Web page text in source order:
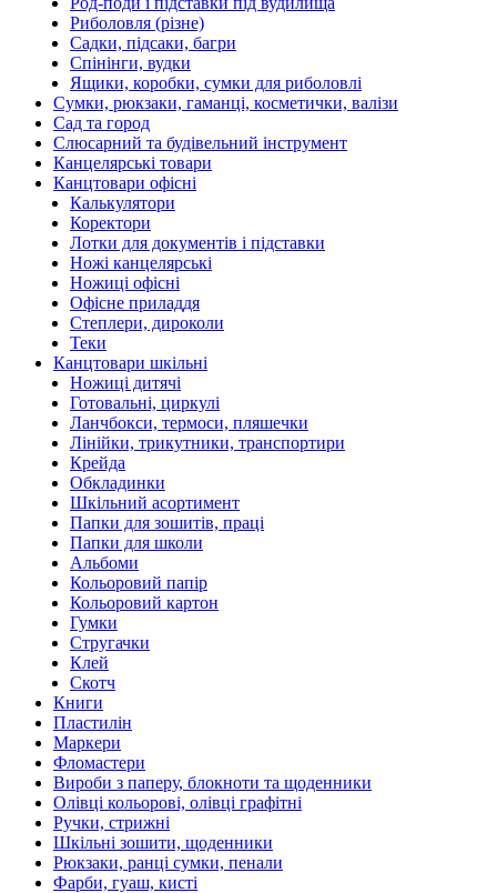
Риболовля (різне)
Садки, підсаки, багри
Спінінги, вудки
Ящики, коробки, сумки для риболовлі
Сумки, рюкзаки, гаманці, косметички, валізи
Сад та город
Слюсарний та будівельний інструмент
Канцелярські товари
Канцтовари офісні
Калькулятори
Коректори
Лотки для документів і підставки
Ножі канцелярські
Ножиці офісні
Офісне приладдя
Степлери, дироколи
Теки
Канцтовари шкільні
Ножиці дитячі
Готовальні, циркулі
Ланчбокси, термоси, пляшечки
Лінійки, трикутники, транспортири
Крейда
Обкладинки
Шкільний асортимент
Папки для зошитів, праці
Папки для школи
Альбоми
Кольоровий папір
Кольоровий картон
Гумки
Стругачки
Клей
Скотч
Книги
Пластилін
Маркери
Фломастери
Вироби з паперу, блокноти та щоденники
Олівці кольорові, олівці графітні
Ручки, стрижні
Шкільні зошити, щоденники
Рюкзаки, ранці сумки, пенали
Фарби, гуаш, кисті